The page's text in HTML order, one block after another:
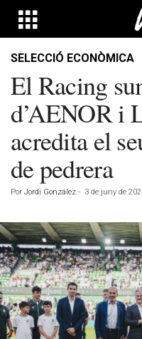
SELECCIÓ ECONÒMICA
El Racing
d’AENOR i
acredita el
de pedrera
Por Jordi González - 3 de juny de